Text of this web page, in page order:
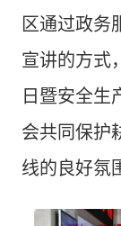
区通过政务
宣讲的方式
日暨安全生
会共同保护
线的良好氛